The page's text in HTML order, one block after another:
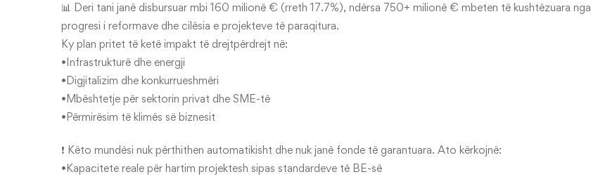
📊 Deri tani janë disbursuar mbi 160 milionë € (rreth 17.7%), ndërsa 750+ milionë € mbeten të kushtëzuara nga
progresi i reformave dhe cilësia e projekteve të paraqitura.
Ky plan pritet të ketë impakt të drejtpërdrejt në:
•Infrastrukturë dhe energji
•Digjitalizim dhe konkurrueshmëri
•Mbështetje për sektorin privat dhe SME-të
•Përmirësim të klimës së biznesit
❗ Këto mundësi nuk përthithen automatikisht dhe nuk janë fonde të garantuara. Ato kërkojnë:
•Kapacitete reale për hartim projektesh sipas standardeve të BE-së